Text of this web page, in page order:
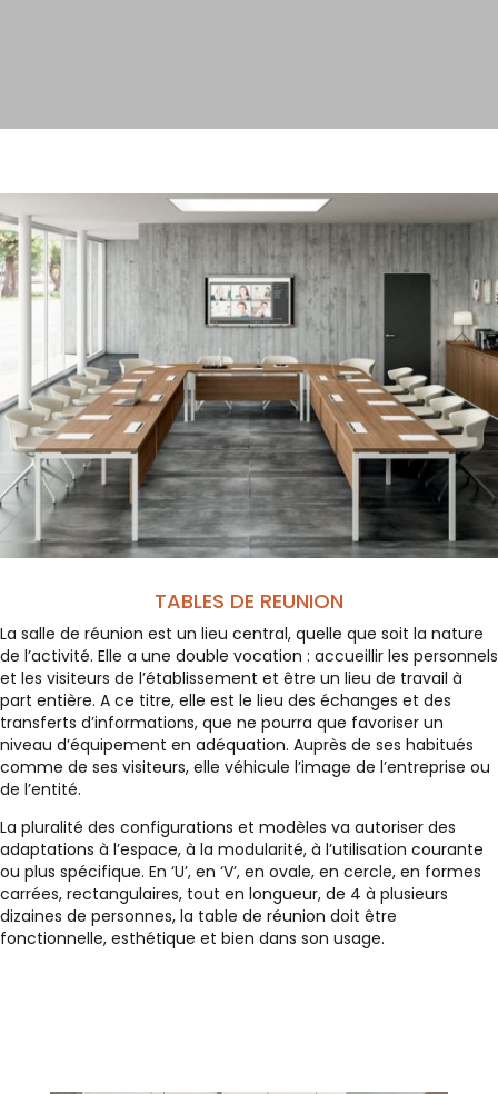
TABLES DE REUNION
La salle de réunion est un lieu central, quelle que soit la nature
de l’activité. Elle a une double vocation : accueillir les personnels
et les visiteurs de l’établissement et être un lieu de travail à
part entière. A ce titre, elle est le lieu des échanges et des
transferts d’informations, que ne pourra que favoriser un
niveau d’équipement en adéquation. Auprès de ses habitués
comme de ses visiteurs, elle véhicule l’image de l’entreprise ou
de l’entité.
La pluralité des configurations et modèles va autoriser des
adaptations à l’espace, à la modularité, à l’utilisation courante
ou plus spécifique. En ‘U’, en ‘V’, en ovale, en cercle, en formes
carrées, rectangulaires, tout en longueur, de 4 à plusieurs
dizaines de personnes, la table de réunion doit être
fonctionnelle, esthétique et bien dans son usage.